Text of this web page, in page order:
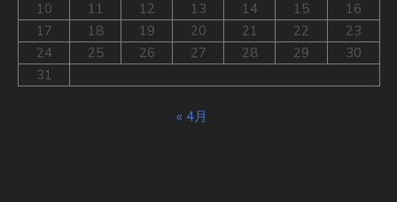
10
11 12 13 14 15
16
17
18 19 20 21 22
23
24
25 26 27 28 29
30
31
« 4月